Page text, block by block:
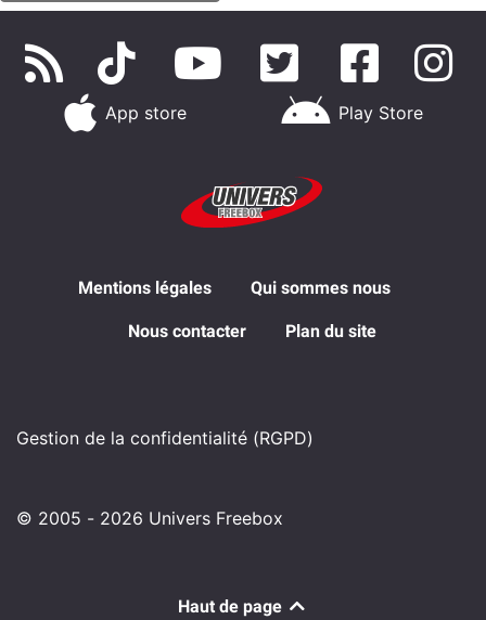
App store Play Store
Mentions légales Qui sommes nous
Nous contacter Plan du site
Gestion de la confidentialité (RGPD)
© 2005 - 2026 Univers Freebox
Haut de page